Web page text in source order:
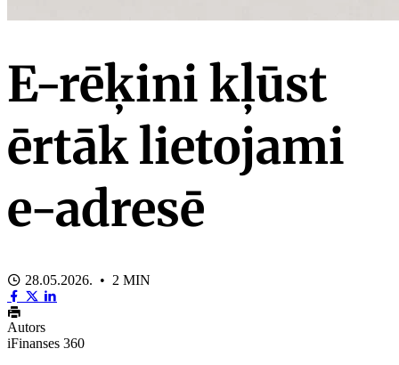
E-rēķini kļūst
ērtāk lietojami
e-adresē
28.05.2026. • 2 MIN
Autors
iFinanses 360